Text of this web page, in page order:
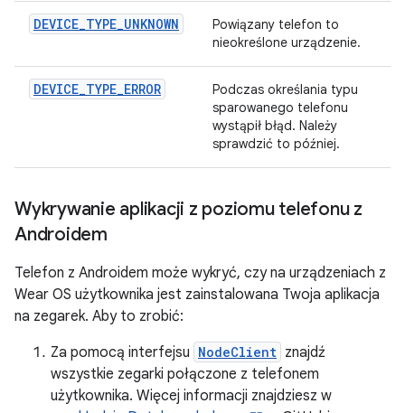
DEVICE_TYPE_UNKNOWN
Powiązany telefon to
nieokreślone urządzenie.
DEVICE_TYPE_ERROR
Podczas określania typu
sparowanego telefonu
wystąpił błąd. Należy
sprawdzić to później.
Wykrywanie aplikacji z poziomu telefonu z
Androidem
Telefon z Androidem może wykryć, czy na urządzeniach z
Wear OS użytkownika jest zainstalowana Twoja aplikacja
na zegarek. Aby to zrobić:
Za pomocą interfejsu NodeClient znajdź
wszystkie zegarki połączone z telefonem
użytkownika. Więcej informacji znajdziesz w